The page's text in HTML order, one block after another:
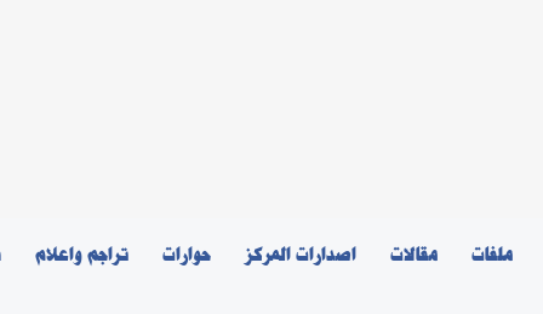
ملفات مقالات اصدارات المركز حوارات تراجم واعلام